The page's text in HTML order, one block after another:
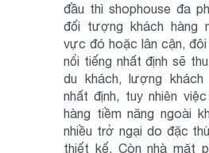
đầu thì shophouse đa
đối tượng khách hàng
vực đó hoặc lân cận,
nổi tiếng nhất định sẽ
du khách, lượng khách
nhất định, tuy nhiên
hàng tiềm năng ngoài
nhiều trở ngại do đặc
thiết kế. Còn nhà mặt